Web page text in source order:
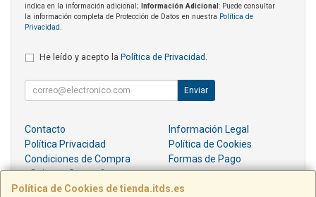
Política de Cookies de tienda.itds.es
indica en la información adicional;
Información Adicional : Puede consultar
la información completa de Protección de Datos en nuestra Política de
Privacidad
He leído y acepto la Política de Privacidad
Enviar
Contacto
Información Legal
Política Privacidad
Política de Cookies
Condiciones de Compra
Formas de Pago
¿Quienes Somos?